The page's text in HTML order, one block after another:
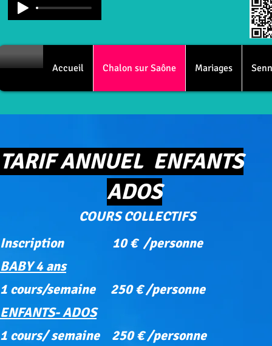
Accueil Chalon sur Saône Mariages
TARIF ANNUEL ENFANTS
ADOS
COURS COLLECTIFS
Inscription 10 € /personne
BABY 4 ans
1 cours/semaine 250 € /personne
ENFANTS- ADOS
1 cours/ semaine 250 € /personne